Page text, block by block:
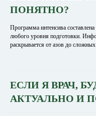
ПОНЯТНО?
Программа интенсива
любого уровня подготовки.
раскрывается от азов до
ЕСЛИ Я ВРАЧ,
АКТУАЛЬНО И